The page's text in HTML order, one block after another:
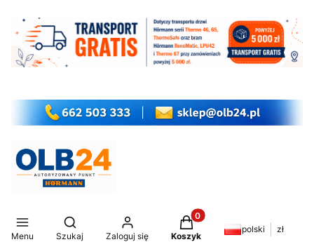
Menu
Otwórz wyszukiwarkę
Szukaj Zaloguj się
Produkty w koszyku: 0.
Koszyk
polski zł